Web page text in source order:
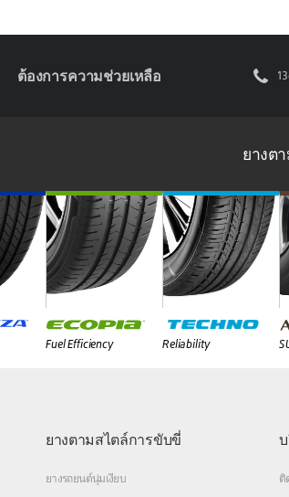
ต้องการความช่วยเหลือ
ยางต
Fuel Efficiency Reliability
ยางตามสไตล์การขับขี่
ยางรถยนต์นุ่มเงียบ ติ